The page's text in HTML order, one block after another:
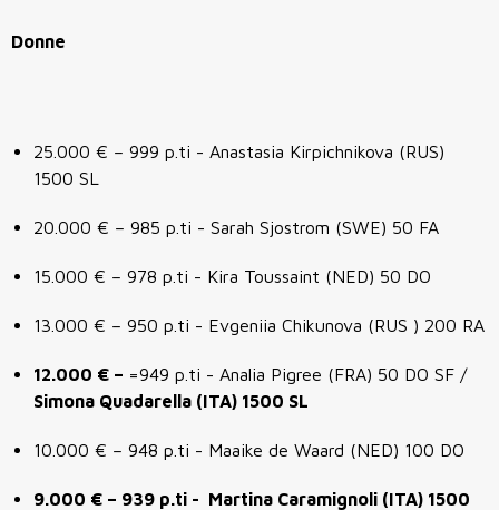
Donne
25.000 € – 999 p.ti - Anastasia Kirpichnikova (RUS)
1500 SL
20.000 € – 985 p.ti - Sarah Sjostrom (SWE) 50 FA
15.000 € – 978 p.ti - Kira Toussaint (NED) 50 DO
13.000 € – 950 p.ti - Evgeniia Chikunova (RUS ) 200 RA
12.000 € – =949 p.ti - Analia Pigree (FRA) 50 DO SF /
Simona Quadarella (ITA) 1500 SL
10.000 € – 948 p.ti - Maaike de Waard (NED) 100 DO
9.000 € – 939 p.ti - Martina Caramignoli (ITA) 1500